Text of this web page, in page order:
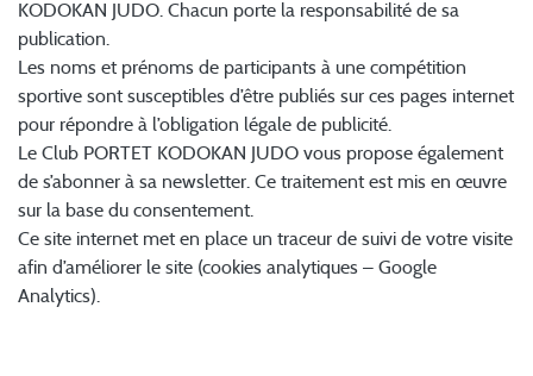
KODOKAN JUDO. Chacun porte la responsabilité de sa
publication.
Les noms et prénoms de participants à une compétition
sportive sont susceptibles d’être publiés sur ces pages internet
pour répondre à l’obligation légale de publicité.
Le Club PORTET KODOKAN JUDO vous propose également
de s’abonner à sa newsletter. Ce traitement est mis en œuvre
sur la base du consentement.
Ce site internet met en place un traceur de suivi de votre visite
afin d’améliorer le site (cookies analytiques – Google
Analytics).